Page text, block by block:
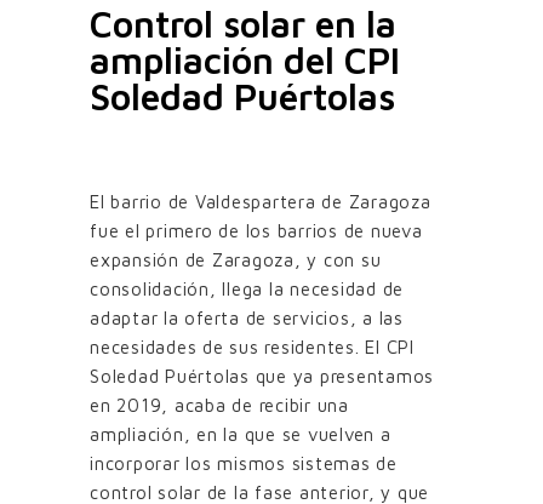
Control solar en la
ampliación del CPI
Soledad Puértolas
El barrio de Valdespartera de Zaragoza
fue el primero de los barrios de nueva
expansión de Zaragoza, y con su
consolidación, llega la necesidad de
adaptar la oferta de servicios, a las
necesidades de sus residentes. El CPI
Soledad Puértolas que ya presentamos
en 2019, acaba de recibir una
ampliación, en la que se vuelven a
incorporar los mismos sistemas de
control solar de la fase anterior, y que